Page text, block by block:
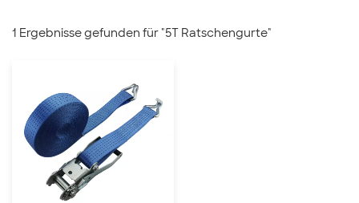
1 Ergebnisse gefunden für "5T Ratschengurte"